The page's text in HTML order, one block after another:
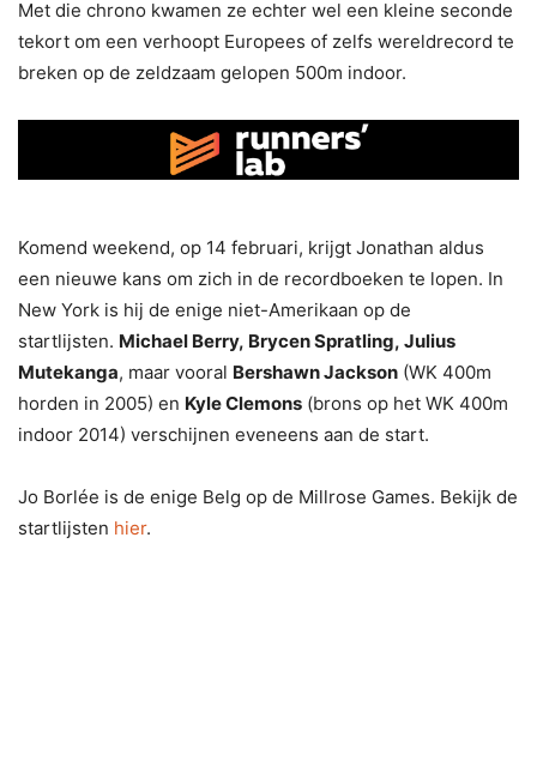
Met die chrono kwamen ze echter wel een kleine seconde
tekort om een verhoopt Europees of zelfs wereldrecord te
breken op de zeldzaam gelopen 500m indoor.
Komend weekend, op 14 februari, krijgt Jonathan aldus
een nieuwe kans om zich in de recordboeken te lopen. In
New York is hij de enige niet-Amerikaan op de
startlijsten. Michael Berry, Brycen Spratling, Julius
Mutekanga, maar vooral Bershawn Jackson (WK 400m
horden in 2005) en Kyle Clemons (brons op het WK 400m
indoor 2014) verschijnen eveneens aan de start.
Jo Borlée is de enige Belg op de Millrose Games. Bekijk de
startlijsten hier.